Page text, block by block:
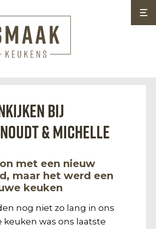
bij
& Michelle
met een nieuw
maar het werd een
keuken
nog niet zo lang in ons
keuken was ons laatste